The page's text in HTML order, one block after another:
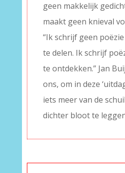
geen makkelijk
maakt geen knieval
“Ik schrijf geen
te delen. Ik schrijf
te ontdekken.” Jan
ons, om in deze
iets meer van de
dichter bloot te